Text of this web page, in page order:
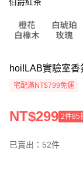
hoi!LAB實驗室
宅配滿NT$799免運
NT$299 2件85
已賣出：52件